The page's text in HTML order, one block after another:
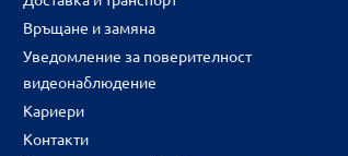
Връщане и замяна
Уведомление за поверителност
видеонаблюдение
Кариери
Контакти